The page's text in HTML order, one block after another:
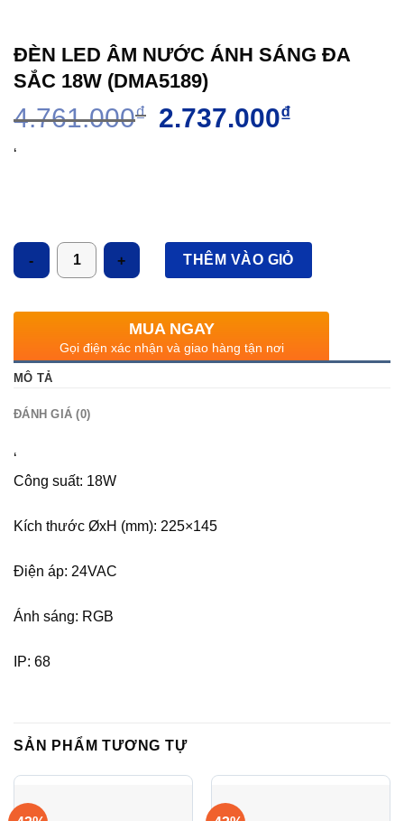
ĐÈN LED ÂM NƯỚC ÁNH SÁNG ĐA
SẮC 18W (DMA5189)
4.761.000₫ Giá
2.737.000₫
‘
Số lượng
THÊM VÀO GIỎ
MUA NGAY
Gọi điện xác nhận và giao hàng tận nơi
MÔ TẢ
ĐÁNH GIÁ (0)
‘
Công suất: 18W
Kích thước ØxH (mm): 225×145
Điện áp: 24VAC
Ánh sáng: RGB
IP: 68
SẢN PHẨM TƯƠNG TỰ